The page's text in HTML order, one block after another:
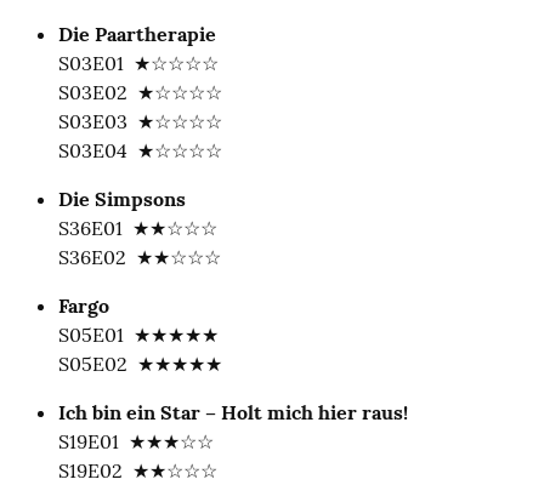
Die Paartherapie
S03E01  ★☆☆☆☆
S03E02  ★☆☆☆☆
S03E03  ★☆☆☆☆
S03E04  ★☆☆☆☆
Die Simpsons
S36E01  ★★☆☆☆
S36E02  ★★☆☆☆
Fargo
S05E01  ★★★★★
S05E02  ★★★★★
Ich bin ein Star – Holt mich hier raus!
S19E01  ★★★☆☆
S19E02  ★★☆☆☆